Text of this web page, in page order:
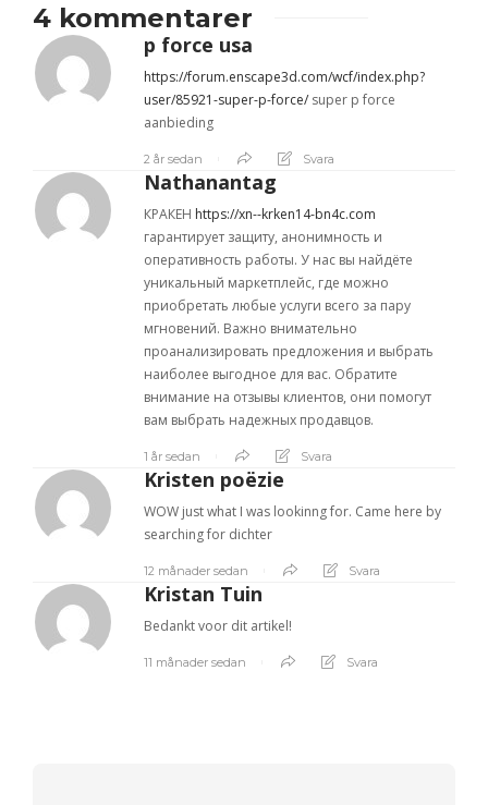
4 kommentarer
p force usa
https://forum.enscape3d.com/wcf/index.php?
user/85921-super-p-force/super p force
aanbieding
2 år sedan Svara
Nathanantag
КРАКЕН https://xn--krken14-bn4c.com
гарантирует защиту, анонимность и
оперативность работы. У нас вы найдёте
уникальный маркетплейс, где можно
приобретать любые услуги всего за пару
мгновений. Важно внимательно
проанализировать предложения и выбрать
наиболее выгодное для вас. Обратите
внимание на отзывы клиентов, они помогут
вам выбрать надежных продавцов.
1 år sedan Svara
Kristen poëzie
WOW just what I was lookinng for. Came here by
searching for dichter
12 månader sedan Svara
Kristan Tuin
Bedankt voor dit artikel!
11 månader sedan Svara